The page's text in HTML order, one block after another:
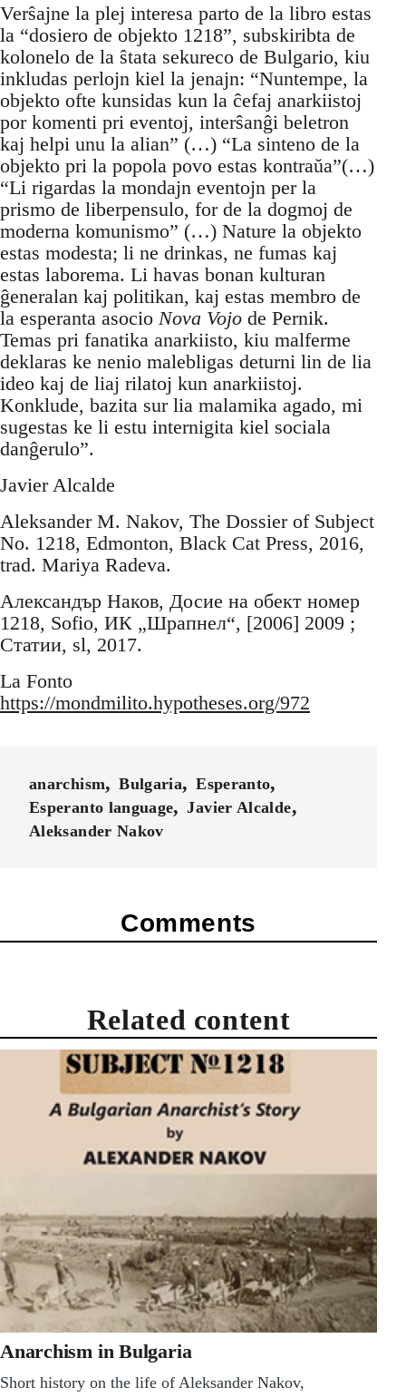
Verŝajne la plej interesa parto de la libro estas
la “dosiero de objekto 1218”, subskiribta de
kolonelo de la ŝtata sekureco de Bulgario, kiu
inkludas perlojn kiel la jenajn: “Nuntempe, la
objekto ofte kunsidas kun la ĉefaj anarkiistoj
por komenti pri eventoj, interŝanĝi beletron
kaj helpi unu la alian” (…) “La sinteno de la
objekto pri la popola povo estas kontraŭa”(…)
“Li rigardas la mondajn eventojn per la
prismo de liberpensulo, for de la dogmoj de
moderna komunismo” (…) Nature la objekto
estas modesta; li ne drinkas, ne fumas kaj
estas laborema. Li havas bonan kulturan
ĝeneralan kaj politikan, kaj estas membro de
la esperanta asocio Nova Vojo de Pernik.
Temas pri fanatika anarkiisto, kiu malferme
deklaras ke nenio malebligas deturni lin de lia
ideo kaj de liaj rilatoj kun anarkiistoj.
Konklude, bazita sur lia malamika agado, mi
sugestas ke li estu internigita kiel sociala
danĝerulo”.
Javier Alcalde
Aleksander M. Nakov, The Dossier of Subject
No. 1218, Edmonton, Black Cat Press, 2016,
trad. Mariya Radeva.
Александър Наков, Досие на обект номер
1218, Sofio, ИК „Шрапнел“, [2006] 2009 ;
Статии, sl, 2017.
La Fonto
https://mondmilito.hypotheses.org/972
anarchism Bulgaria
Esperanto
Esperanto language
Javier Alcalde
Aleksander Nakov
Comments
Related content
Anarchism in Bulgaria
Short history on the life of Aleksander Nakov,